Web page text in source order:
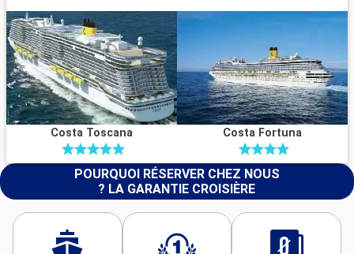
Costa Toscana Costa Fortuna
POURQUOI RÉSERVER CHEZ NOUS
? LA GARANTIE CROISIÈRE